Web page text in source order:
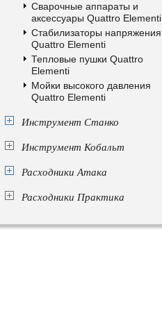
Сварочные аппараты и
аксессуары Quattro Elementi
Стабилизаторы напряжения
Quattro Elementi
Тепловые пушки Quattro
Elementi
Мойки высокого давления
Quattro Elementi
Инструмент Станко
Инструмент Кобальт
Расходники Атака
Расходники Практика